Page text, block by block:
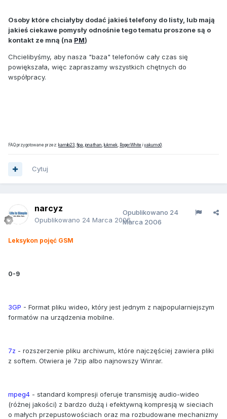
Osoby które chciałyby dodać jakieś telefony do listy, lub mają
jakieś ciekawe pomysły odnośnie tego tematu proszone są o
kontakt ze mną (na PM)
Chcielibyśmy, aby nasza "baza" telefonów cały czas się
powiększała, więc zapraszamy wszystkich chętnych do
współpracy.
FAQ przygotowane przez: kamilo23, fipa, jonathan, lukmek, RogerWhite iyakumo0.
Cytuj
narcyz
Opublikowano 24 Marca 2006
Opublikowano 24
Marca 2006
Leksykon pojęć GSM
0-9
3GP - Format pliku wideo, który jest jednym z najpopularniejszym
formatów na urządzenia mobilne.
7z - rozszerzenie pliku archiwum, które najczęściej zawiera pliki
z softem. Otwiera je 7zip albo najnowszy Winrar.
mpeg4 - standard kompresji oferuje transmisję audio-wideo
(różnej jakości) z bardzo dużą i efektywną kompresją w sieciach
o małych przepustowościach oraz ma rozbudowane mechanizmy